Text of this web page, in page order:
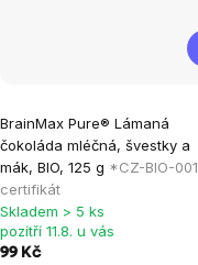
BrainMax Pure® Lámaná
čokoláda mléčná, švestky a
mák, BIO, 125 g *CZ-BIO-001
certifikát
hodnocení
produktu
je
5,0
z
Skladem > 5 ks
pozítří 11.8. u vás
99 Kč